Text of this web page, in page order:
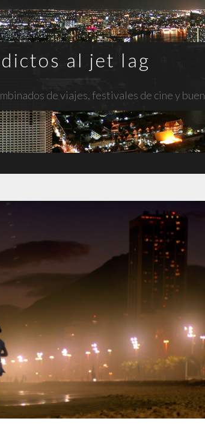
al jet lag
de viajes, festivales de cine y